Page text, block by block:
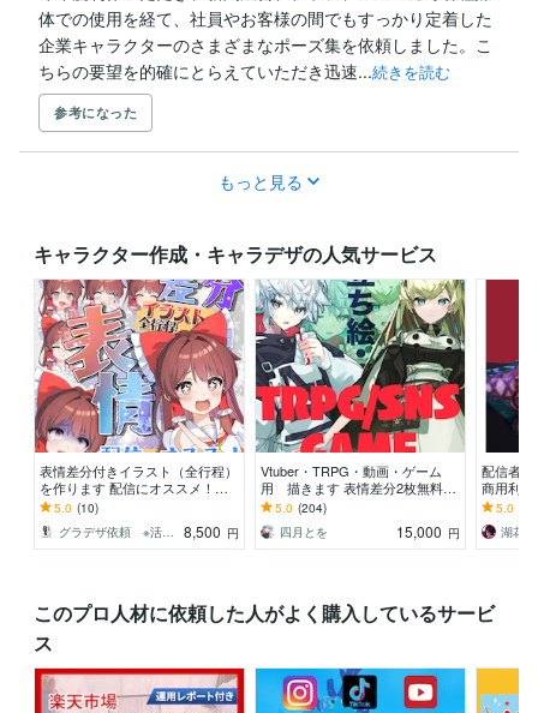
体での使用を経て、社員やお客様の間でもすっかり定着した
企業キャラクターのさまざまなポーズ集を依頼しました。こ
ちらの要望を的確にとらえていただき迅速...続きを読む
参考になった
もっと見る
キャラクター作成・キャラデザの人気サービス
表情差分付きイラスト（全行程）
を作ります 配信にオススメ！演
出に合わせたイラストを全行程お
作りします！
5.0 (10)
グラデザ依頼 ※活動名（グラデザねっこ）
8,500 円
Vtuber・TRPG・動画・ゲーム
用 描きます 表情差分2枚無料付
き（腰上～全身制作の場合）
5.0 (204)
四月とを
15,000 円
配信者
商用利
さい
5.0
湖花
このプロ人材に依頼した人がよく購入しているサービ
ス